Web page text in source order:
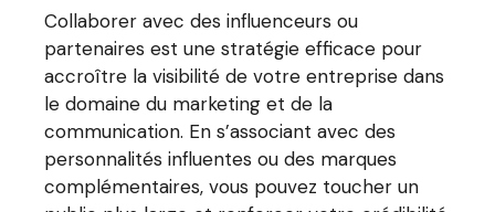
Collaborer avec des influenceurs ou
partenaires est une stratégie efficace pour
accroître la visibilité de votre entreprise dans
le domaine du marketing et de la
communication. En s’associant avec des
personnalités influentes ou des marques
complémentaires, vous pouvez toucher un